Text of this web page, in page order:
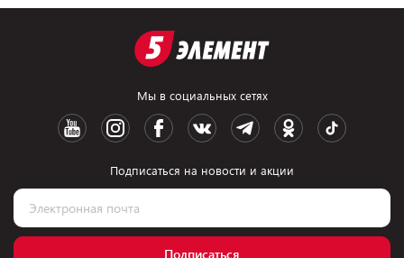
Мы в социальных сетях
Подписаться на новости и акции
Подписаться